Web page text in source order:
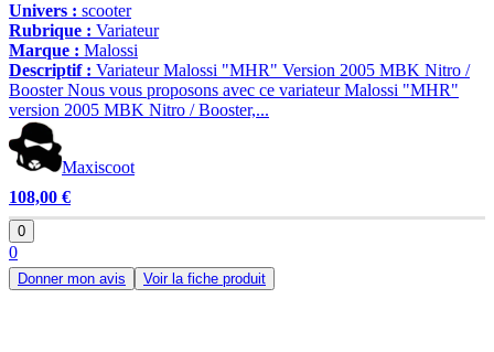
Univers : scooter
Rubrique : Variateur
Marque : Malossi
Descriptif : Variateur Malossi "MHR" Version 2005 MBK Nitro /
Booster Nous vous proposons avec ce variateur Malossi "MHR"
version 2005 MBK Nitro / Booster,...
Maxiscoot
108,00 €
0
0
Donner mon avis Voir la fiche produit